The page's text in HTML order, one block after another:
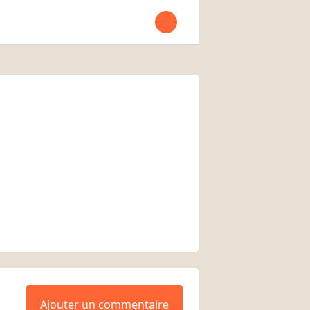
Open user menu
Ajouter un commentaire